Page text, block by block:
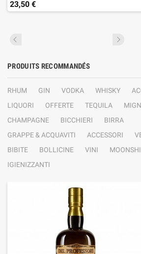
23,50 €
PRODUITS RECOMMANDÉS
RHUM GIN VODKA WHISKY
LIQUORI
OFFERTE TEQUILA
CHAMPAGNE
BICCHIERI
BIRRA
GRAPPE & ACQUAVITI
ACCESSORI
BIBITE
BOLLICINE VINI
IGIENIZZANTI